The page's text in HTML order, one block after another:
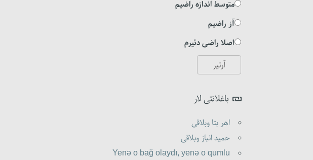
متوسط اندازه راضیم
آز راضیم
اصلا راضی دئیرم
باغلانتی لار
اهر بتا وبلاقی
حمید انباز وبلاقی
Yenə o bağ olaydı, yenə o qumlu